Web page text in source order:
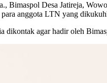
Bimaspol Desa Jatireja,
anggota LTN yang
dikontak agar hadir oleh